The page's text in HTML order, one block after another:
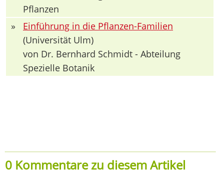
Pflanzen
»
Einführung in die Pflanzen-Familien
(Universität Ulm)
von Dr. Bernhard Schmidt - Abteilung
Spezielle Botanik
0 Kommentare zu diesem Artikel